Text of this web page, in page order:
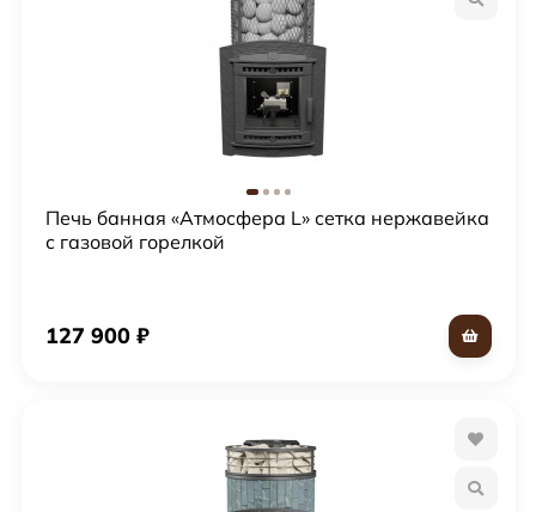
Печь банная «Атмосфера L» сетка нержавейка
с газовой горелкой
127 900 ₽